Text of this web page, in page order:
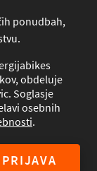
ponudbah,
obdeluje
Soglasje
osebnih
.
PRIJAVA